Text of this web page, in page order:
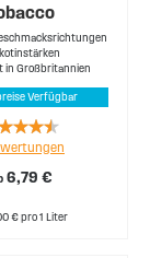
in Großbritannien
Verfügbar
6,79 €
€ pro 1 Liter